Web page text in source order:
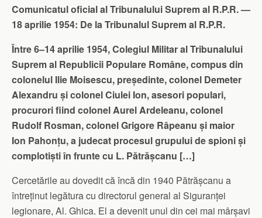
doarme, după cum nici vigilenţii anti-fascişti nu dorm!
Comunicatul oficial al Tribunalului Suprem al R.P.R. —
18 aprilie 1954: De la Tribunalul Suprem al R.P.R.
Între 6–14 aprilie 1954, Colegiul Militar al Tribunalului
Suprem al Republicii Populare Române, compus din
colonelul Ilie Moisescu, președinte, colonel Demeter
Alexandru și colonel Ciulei Ion, asesori populari,
procurori fiind colonel Aurel Ardeleanu, colonel
Rudolf Rosman, colonel Grigore Râpeanu și maior
Ion Pahonțu, a judecat procesul grupului de spioni și
complotiști în frunte cu L. Pătrășcanu […]
Cercetările au dovedit că încă din 1940 Pătrășcanu a
întreținut legătura cu directorul general al Siguranței
legionare, Al. Ghica. El a devenit unul din cei mai mârșavi